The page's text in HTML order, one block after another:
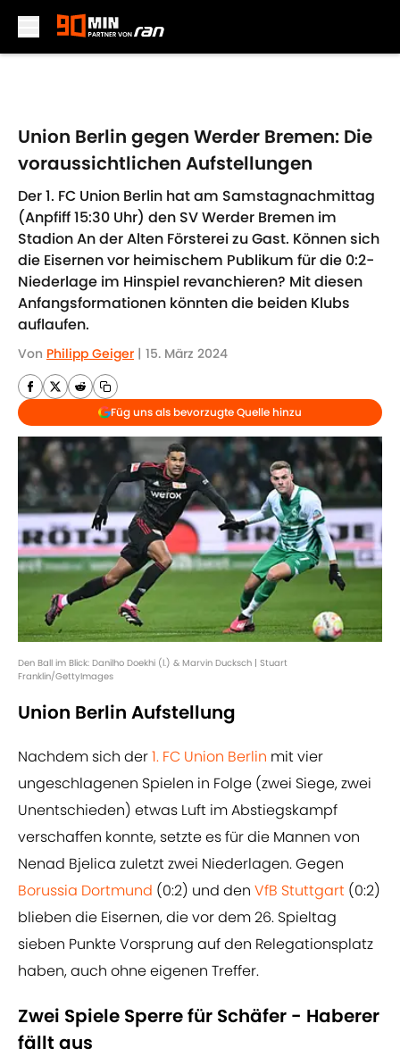
Union Berlin gegen Werder Bremen: Die
voraussichtlichen Aufstellungen
Der 1. FC Union Berlin hat am Samstagnachmittag
(Anpfiff 15:30 Uhr) den SV Werder Bremen im
Stadion An der Alten Försterei zu Gast. Können sich
die Eisernen vor heimischem Publikum für die 0:2-
Niederlage im Hinspiel revanchieren? Mit diesen
Anfangsformationen könnten die beiden Klubs
auflaufen.
Von Philipp Geiger | 15. März 2024
Füg uns als bevorzugte Quelle hinzu
Den Ball im Blick: Danilho Doekhi (l.) & Marvin Ducksch | Stuart
Franklin/GettyImages
Union Berlin Aufstellung
Nachdem sich der1. FC Union Berlin mit vier
ungeschlagenen Spielen in Folge (zwei Siege, zwei
Unentschieden) etwas Luft im Abstiegskampf
verschaffen konnte, setzte es für die Mannen von
Nenad Bjelica zuletzt zwei Niederlagen. Gegen
Borussia Dortmund (0:2) und den VfB Stuttgart (0:2)
blieben die Eisernen, die vor dem 26. Spieltag
sieben Punkte Vorsprung auf den Relegationsplatz
haben, auch ohne eigenen Treffer.
Zwei Spiele Sperre für Schäfer - Haberer
fällt aus